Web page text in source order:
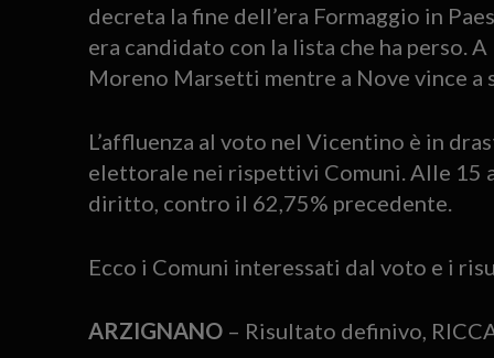
decreta la fine dell’era Formaggio in
era candidato con la lista che ha perso.
Moreno Marsetti mentre a Nove vince a
L’affluenza al voto nel Vicentino è in
elettorale nei rispettivi Comuni. Alle 15
diritto, contro il 62,75% precedente.
Ecco i Comuni interessati dal voto e i
ARZIGNANO– Risultato definivo,